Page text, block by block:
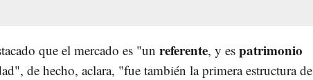
que el mercado es "un referente, y es patrimonio
de hecho, aclara, "fue también la primera estructura de